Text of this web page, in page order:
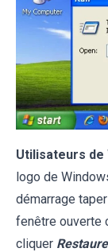
Utilisateurs de
logo de
démarrage taper
fenêtre ouverte
cliquer